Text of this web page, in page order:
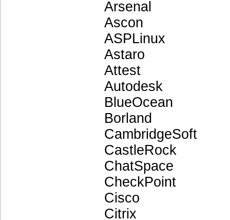
Arsenal
Ascon
ASPLinux
Astaro
Attest
Autodesk
BlueOcean
Borland
CambridgeSoft
CastleRock
ChatSpace
CheckPoint
Cisco
Citrix